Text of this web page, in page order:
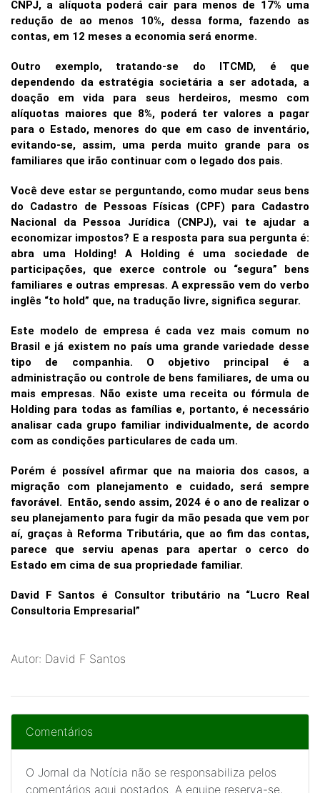
CNPJ, a alíquota poderá cair para menos de 17% uma
redução de ao menos 10%, dessa forma, fazendo as
contas, em 12 meses a economia será enorme.
Outro exemplo, tratando-se do ITCMD, é que
dependendo da estratégia societária a ser adotada, a
doação em vida para seus herdeiros, mesmo com
alíquotas maiores que 8%, poderá ter valores a pagar
para o Estado, menores do que em caso de inventário,
evitando-se, assim, uma perda muito grande para os
familiares que irão continuar com o legado dos pais.
Você deve estar se perguntando, como mudar seus bens
do Cadastro de Pessoas Físicas (CPF) para Cadastro
Nacional da Pessoa Jurídica (CNPJ), vai te ajudar a
economizar impostos? E a resposta para sua pergunta é:
abra uma Holding! A Holding é uma sociedade de
participações, que exerce controle ou “segura” bens
familiares e outras empresas. A expressão vem do verbo
inglês “to hold” que, na tradução livre, significa segurar.
Este modelo de empresa é cada vez mais comum no
Brasil e já existem no país uma grande variedade desse
tipo de companhia. O objetivo principal é a
administração ou controle de bens familiares, de uma ou
mais empresas. Não existe uma receita ou fórmula de
Holding para todas as famílias e, portanto, é necessário
analisar cada grupo familiar individualmente, de acordo
com as condições particulares de cada um.
Porém é possível afirmar que na maioria dos casos, a
migração com planejamento e cuidado, será sempre
favorável. Então, sendo assim, 2024 é o ano de realizar o
seu planejamento para fugir da mão pesada que vem por
aí, graças à Reforma Tributária, que ao fim das contas,
parece que serviu apenas para apertar o cerco do
Estado em cima de sua propriedade familiar.
David F Santos é Consultor tributário na “Lucro Real
Consultoria Empresarial”
Autor: David F Santos
Comentários
O Jornal da Notícia não se responsabiliza pelos
comentários aqui postados. A equipe reserva-se,